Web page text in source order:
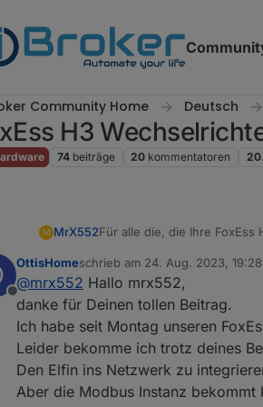
Community Home Deutsch
H3
74 beiträge 20 kommentatoren
M MrX552Für alle die, die Ihre
Die FoxEss Cloud und /
Benötigt wird:
1x Elfin EW11 RS485 ->Wifi
1x Kabel (für kurze Wege
Der Anschluß erfolgt
DTSU666 sein.
Offline
OttisHomeschrieb am 24. Aug. 2023, 19:28
zuletzt editiert von
@mrx552 Hallo mrx552,
danke für Deinen tollen Beitrag.
Ich habe seit Montag unseren
Leider bekomme ich trotz deines
Den Elfin ins Netzwerk zu
Aber die Modbus Instanz bekommt